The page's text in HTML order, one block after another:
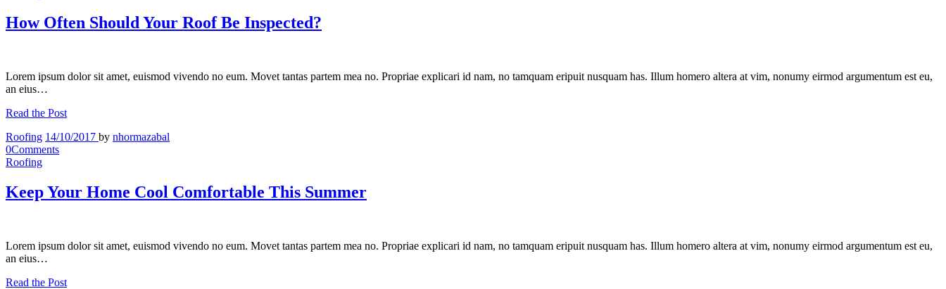
How Often Should Your Roof Be Inspected?
Lorem ipsum dolor sit amet, euismod vivendo no eum. Movet tantas partem mea no. Propriae explicari id nam, no tamquam eripuit nusquam has. Illum homero altera at vim, nonumy eirmod argumentum est eu,
an eius…
Read the Post
Roofing 14/10/2017 by nhormazabal
0Comments
Roofing
Keep Your Home Cool Comfortable This Summer
Lorem ipsum dolor sit amet, euismod vivendo no eum. Movet tantas partem mea no. Propriae explicari id nam, no tamquam eripuit nusquam has. Illum homero altera at vim, nonumy eirmod argumentum est eu,
an eius…
Read the Post